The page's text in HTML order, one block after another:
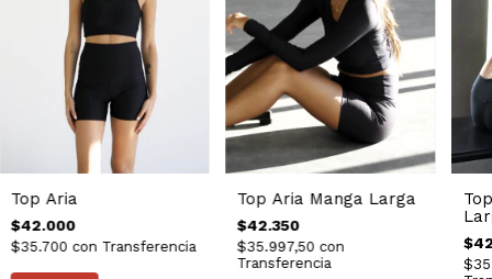
Top Aria
$42.000
$35.700 con Transferencia
Top Aria Manga Larga
$42.350
$35.997,50 con
Transferencia